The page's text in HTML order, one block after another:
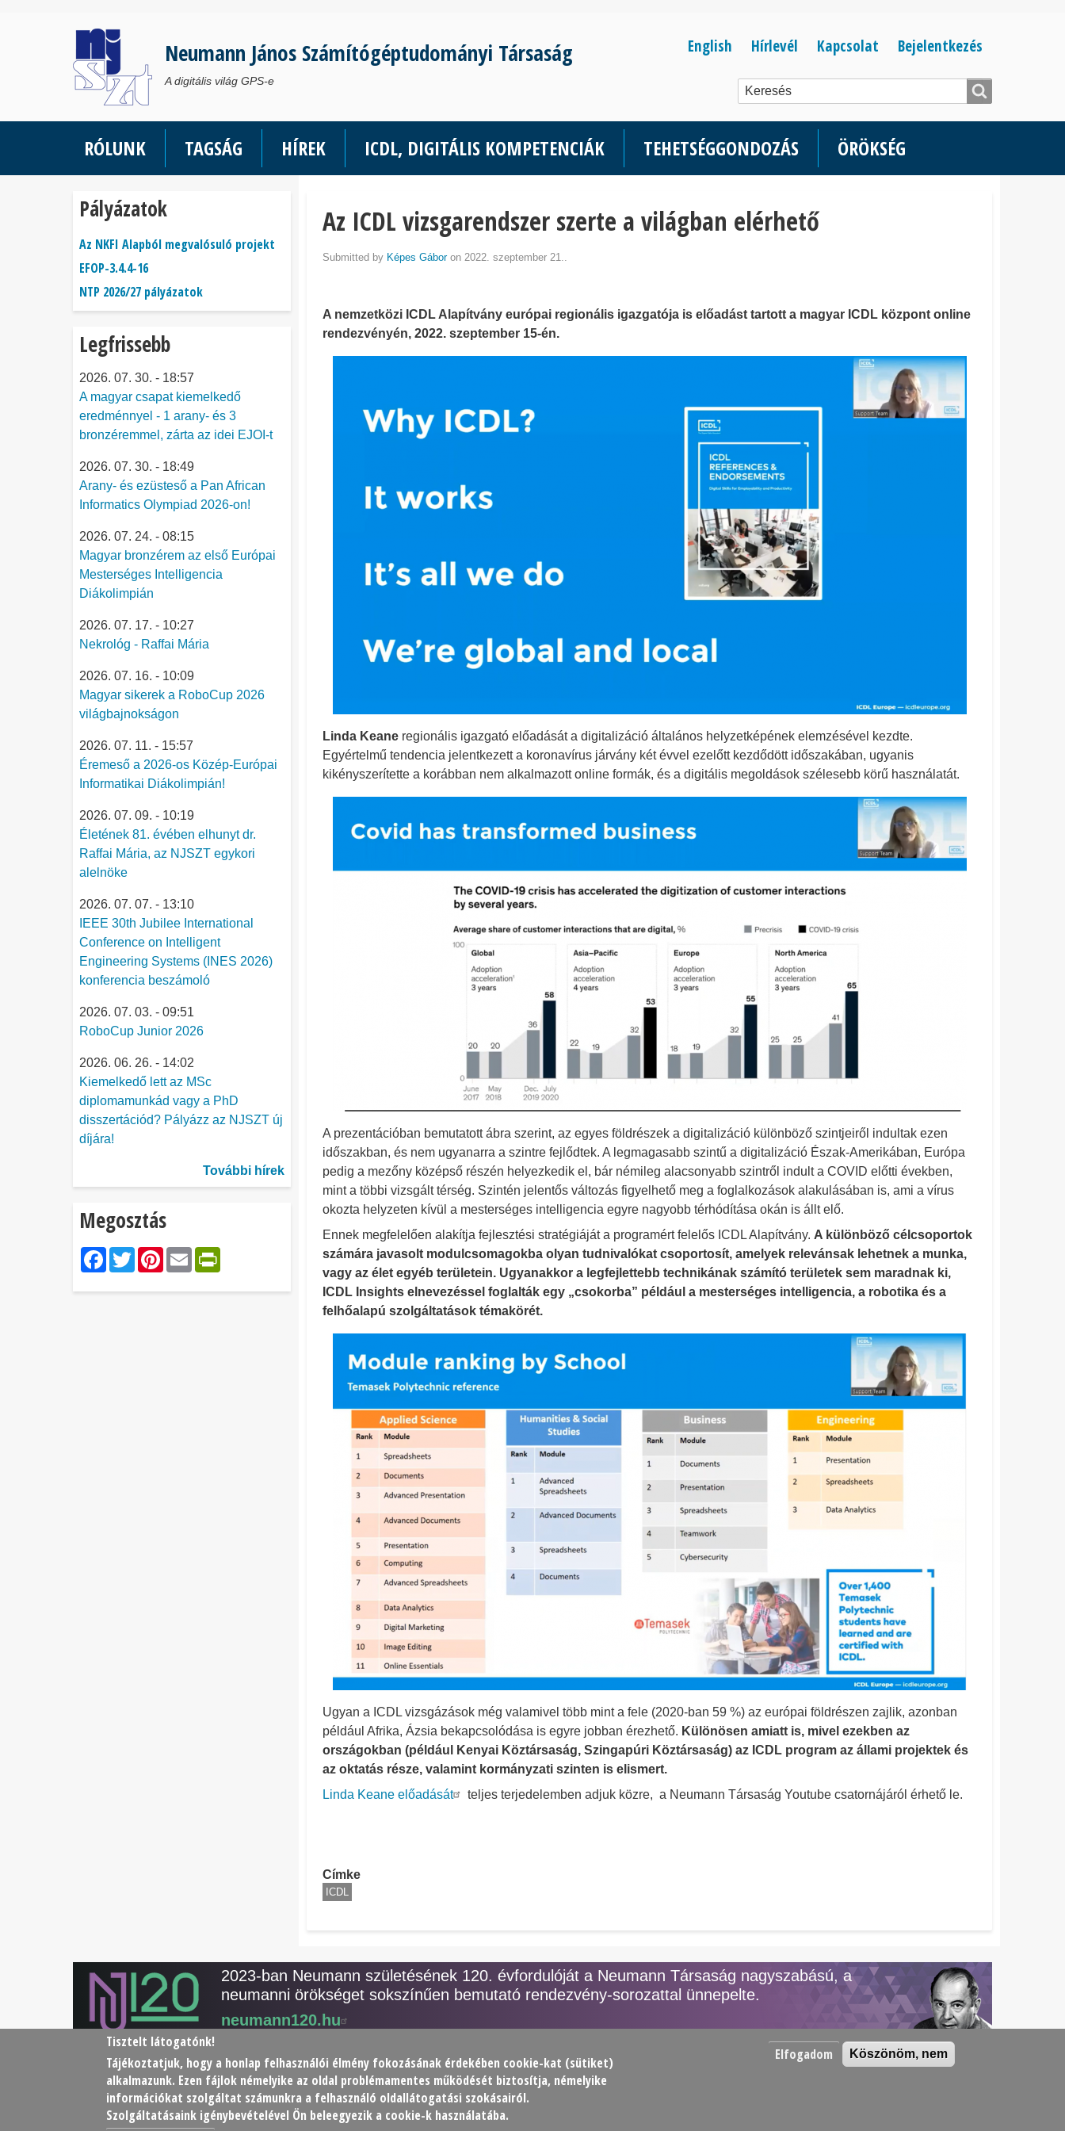
Neumann János Számítógéptudományi Társaság
A digitális világ GPS-e
Bejelentkezés
menüje
Bejelentkezés
English Hírlevél Kapcsolat
RÓLUNK TAGSÁG HÍREK ICDL, DIGITÁLIS KOMPETENCIÁK TEHETSÉGGONDOZÁS ÖRÖKSÉG
Az ICDL vizsgarendszer szerte a világban elérhető
Submitted by Képes Gáboron 2022. szeptember 21..
A nemzetközi ICDL Alapítvány európai regionális igazgatója is előadást tartott a magyar ICDL központ online
rendezvényén, 2022. szeptember 15-én.
Linda Keane regionális igazgató előadását a digitalizáció általános helyzetképének elemzésével kezdte.
Egyértelmű tendencia jelentkezett a koronavírus járvány két évvel ezelőtt kezdődött időszakában, ugyanis
kikényszerítette a korábban nem alkalmazott online formák, és a digitális megoldások szélesebb körű használatát.
A prezentációban bemutatott ábra szerint, az egyes földrészek a digitalizáció különböző szintjeiről indultak ezen
időszakban, és nem ugyanarra a szintre fejlődtek. A legmagasabb szintű a digitalizáció Észak-Amerikában, Európa
pedig a mezőny középső részén helyezkedik el, bár némileg alacsonyabb szintről indult a COVID előtti években,
mint a többi vizsgált térség. Szintén jelentős változás figyelhető meg a foglalkozások alakulásában is, ami a vírus
okozta helyzeten kívül a mesterséges intelligencia egyre nagyobb térhódítása okán is állt elő.
Ennek megfelelően alakítja fejlesztési stratégiáját a programért felelős ICDL Alapítvány. A különböző célcsoportok
számára javasolt modulcsomagokba olyan tudnivalókat csoportosít, amelyek relevánsak lehetnek a munka,
vagy az élet egyéb területein. Ugyanakkor a legfejlettebb technikának számító területek sem maradnak ki,
ICDL Insights elnevezéssel foglalták egy „csokorba” például a mesterséges intelligencia, a robotika és a
felhőalapú szolgáltatások témakörét.
Ugyan a ICDL vizsgázások még valamivel több mint a fele (2020-ban 59 %) az európai földrészen zajlik, azonban
például Afrika, Ázsia bekapcsolódása is egyre jobban érezhető. Különösen amiatt is, mivel ezekben az
országokban (például Kenyai Köztársaság, Szingapúri Köztársaság) az ICDL program az állami projektek és
az oktatás része, valamint kormányzati szinten is elismert.
Linda Keane előadását
teljes terjedelemben adjuk közre, a Neumann Társaság Youtube csatornájáról érhető le.
Címke
ICDL
Pályázatok
Az NKFI Alapból megvalósuló projekt
EFOP-3.4.4-16
NTP 2026/27 pályázatok
Legfrissebb
2026. 07. 30. - 18:57
A magyar csapat kiemelkedő
eredménnyel - 1 arany- és 3
bronzéremmel, zárta az idei EJOI-t
2026. 07. 30. - 18:49
Arany- és ezüsteső a Pan African
Informatics Olympiad 2026-on!
2026. 07. 24. - 08:15
Magyar bronzérem az első Európai
Mesterséges Intelligencia
Diákolimpián
2026. 07. 17. - 10:27
Nekrológ - Raffai Mária
2026. 07. 16. - 10:09
Magyar sikerek a RoboCup 2026
világbajnokságon
2026. 07. 11. - 15:57
Éremeső a 2026-os Közép-Európai
Informatikai Diákolimpián!
2026. 07. 09. - 10:19
Életének 81. évében elhunyt dr.
Raffai Mária, az NJSZT egykori
alelnöke
2026. 07. 07. - 13:10
IEEE 30th Jubilee International
Conference on Intelligent
Engineering Systems (INES 2026)
konferencia beszámoló
2026. 07. 03. - 09:51
RoboCup Junior 2026
2026. 06. 26. - 14:02
Kiemelkedő lett az MSc
diplomamunkád vagy a PhD
disszertációd? Pályázz az NJSZT új
díjára!
További hírek
Megosztás
Facebook
Twitter
Pinterest
EmailPrintFriendly
2023-ban Neumann születésének 120. évfordulóját a Neumann Társaság nagyszabású, a
neumanni örökséget sokszínűen bemutató rendezvény-sorozattal ünnepelte.
neumann120.hu
© 2026 Neumann János Számítógéptudományi Társaság (NJSZT)
Adatkezelési tájékoztató Impresszum Kapcsolat
Tisztelt látogatónk!
Tájékoztatjuk, hogy a honlap felhasználói élmény fokozásának érdekében cookie-kat (sütiket)
alkalmazunk. Ezen fájlok némelyike az oldal problémamentes működését biztosítja, némelyike
információkat szolgáltat számunkra a felhasználó oldallátogatási szokásairól.
Szolgáltatásaink igénybevételével Ön beleegyezik a cookie-k használatába.
Elfogadom Köszönöm, nem